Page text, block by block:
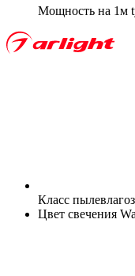
Мощность на 1м
Класс
Цвет свечения